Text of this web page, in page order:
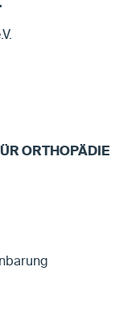
ORTHOPÄDIE